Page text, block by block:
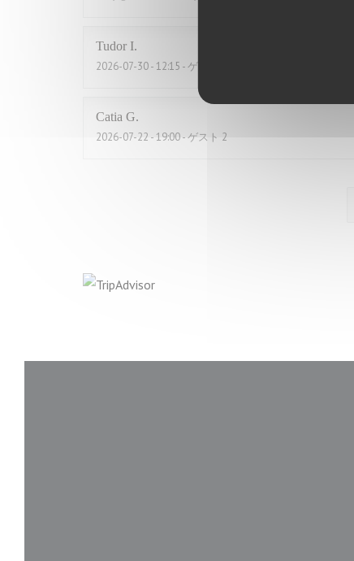
Tudor I
2026-07-30- 12:15 - ゲスト 2
Catia G
2026-07-22 - 19:00 - ゲスト 2